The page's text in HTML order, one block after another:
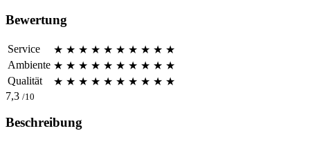
Bewertung
Service ★ ★ ★ ★ ★ ★ ★ ★ ★ ★
Ambiente ★ ★ ★ ★ ★ ★ ★ ★ ★ ★
Qualität
★ ★ ★ ★ ★ ★ ★ ★ ★ ★
7,3 /10
Beschreibung